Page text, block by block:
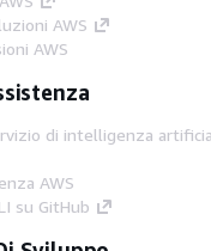
AWS
AWS
di intelligenza
AWS
su GitHub